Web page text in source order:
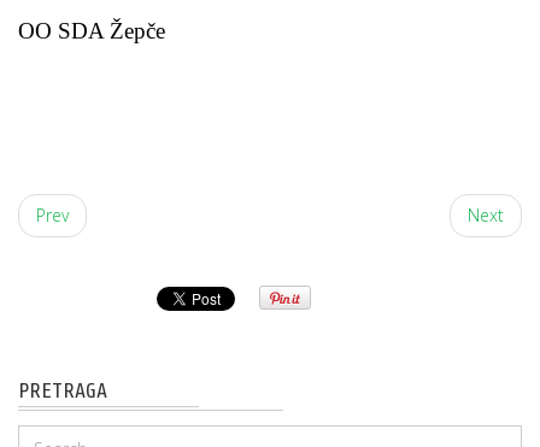
OO SDA Žepče
Prev Next
PRETRAGA